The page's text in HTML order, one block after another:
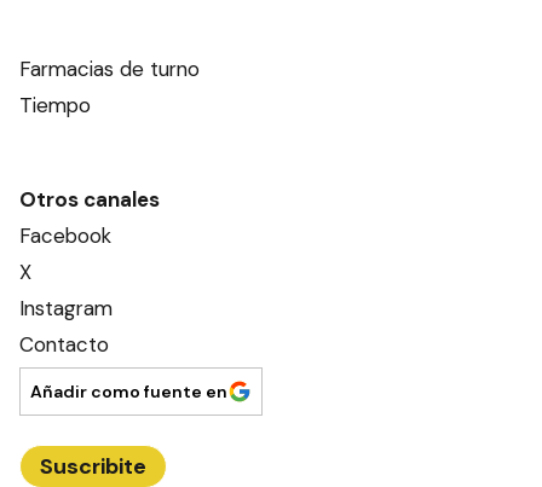
Farmacias de turno
Tiempo
Otros canales
Facebook
X
Instagram
Contacto
Añadir como fuente en
Suscribite